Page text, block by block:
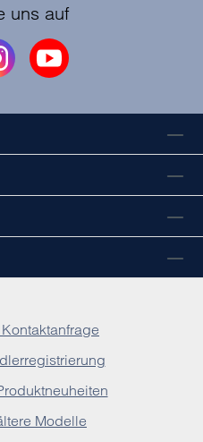
uns auf
Modelle